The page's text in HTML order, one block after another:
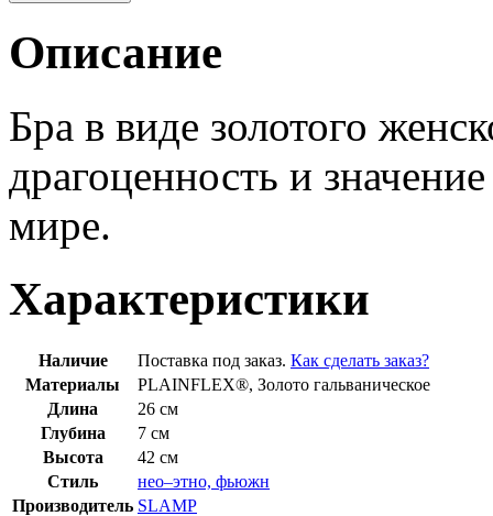
Описание
Бра в виде золотого
драгоценность и
мире.
Характеристики
Наличие Поставка под заказ. Как сделать заказ?
Материалы
PLAINFLEX®, Золото гальваническое
Длина
26 см
Глубина
7 см
Высота
42 см
Стиль
нео–этно, фьюжн
Производитель SLAMP